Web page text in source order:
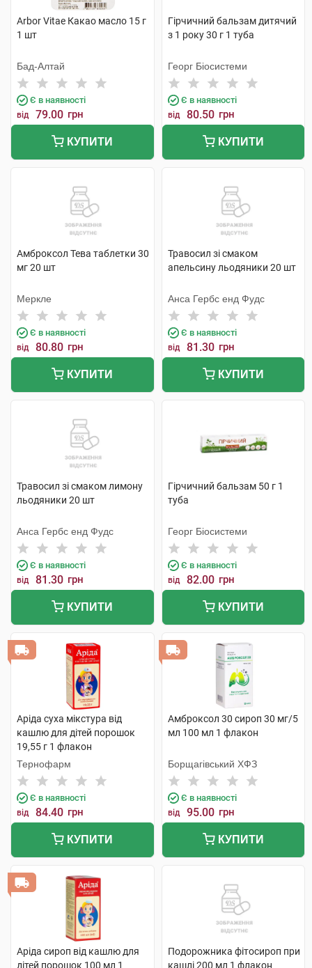
Arbor Vitae Какао масло 15 г
1 шт
Бад-Алтай
Є в наявності
від 79.00 грн
КУПИТИ
Гірчичний бальзам дитячий
з 1 року 30 г 1 туба
Георг Біосистеми
Є в наявності
від 80.50 грн
КУПИТИ
Амброксол Тева таблетки 30
мг 20 шт
Меркле
Є в наявності
від 80.80 грн
КУПИТИ
Травосил зі смаком
апельсину льодяники 20 шт
Анса Гербc енд Фудс
Є в наявності
від 81.30 грн
КУПИТИ
Травосил зі смаком лимону
льодяники 20 шт
Анса Гербc енд Фудс
Є в наявності
від 81.30 грн
КУПИТИ
Гірчичний бальзам 50 г 1
туба
Георг Біосистеми
Є в наявності
від 82.00 грн
КУПИТИ
Аріда суха мікстура від
кашлю для дітей порошок
19,55 г 1 флакон
Тернофарм
Є в наявності
від 84.40 грн
КУПИТИ
Амброксол 30 сироп 30 мг/5
мл 100 мл 1 флакон
Борщагівський ХФЗ
Є в наявності
від 95.00 грн
КУПИТИ
Аріда сироп від кашлю для
дітей порошок 100 мл 1
Подорожника фітосироп при
кашлі 200 мл 1 флакон